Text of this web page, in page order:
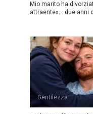
Mio marito ha
attraente»… due anni
Gentilezza